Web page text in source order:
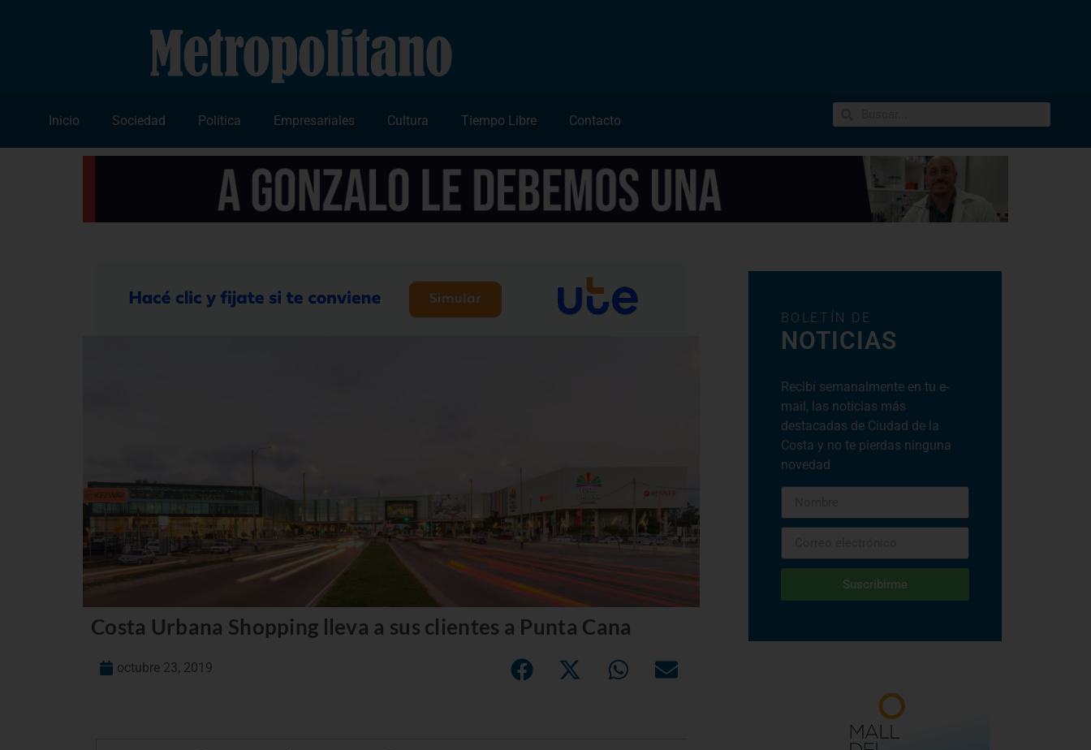
Inicio Sociedad Política Empresariales Cultura Tiempo Libre Contacto
Costa Urbana Shopping lleva a sus clientes a Punta Cana
octubre 23, 2019
BOLETÍN DE
NOTICIAS
Recibí semanalmente en tu e-
mail, las noticias más
destacadas de Ciudad de la
Costa y no te pierdas ninguna
novedad
Suscribirme